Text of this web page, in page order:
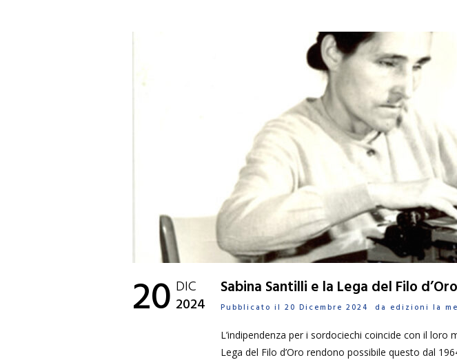
20 DIC
2024
Sabina Santilli e la Lega del Filo d’Oro
Pubblicato il 20 Dicembre 2024 da edizioni la
L’indipendenza per i sordociechi coincide con il
Lega del Filo d’Oro rendono possibile questo dal